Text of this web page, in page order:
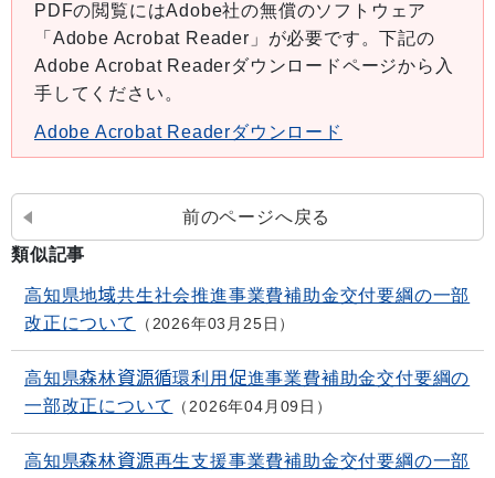
PDFの閲覧にはAdobe社の無償のソフトウェア
「Adobe Acrobat Reader」が必要です。下記の
Adobe Acrobat Readerダウンロードページから入
手してください。
Adobe Acrobat Readerダウンロード
前のページへ戻る
類似記事
高知県地域共生社会推進事業費補助金交付要綱の一部
改正について
2026年03月25日
高知県森林資源循環利用促進事業費補助金交付要綱の
一部改正について
2026年04月09日
高知県森林資源再生支援事業費補助金交付要綱の一部